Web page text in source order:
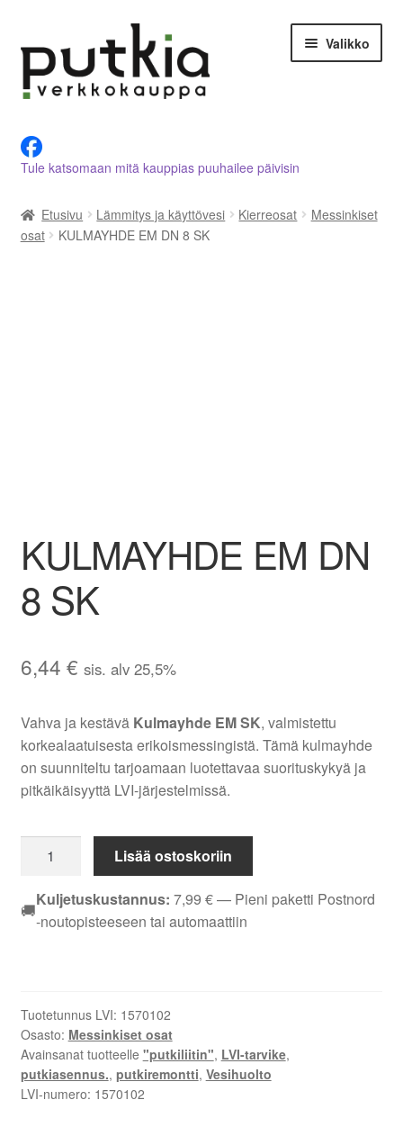
navigointiin
sisältöön
Valikko
Tietoja meistä
Asiakastilini
Tule katsomaan mitä kauppias puuhailee päivisin
Etusivu Lämmitys ja käyttövesi Kierreosat
Messinkiset
osat
KULMAYHDE EM DN 8 SK
KULMAYHDE EM DN
8 SK
6,44 € sis. alv 25,5%
Vahva ja kestävä Kulmayhde EM SK, valmistettu
korkealaatuisesta erikoismessingistä. Tämä kulmayhde
on suunniteltu tarjoamaan luotettavaa suorituskykyä ja
pitkäikäisyyttä LVI-järjestelmissä.
DN
8
Lisää ostoskoriin
🚚Kuljetuskustannus: 7,99 €— Pieni paketti Postnord
-noutopisteeseen tai automaattiin
Tuotetunnus LVI: 1570102
Osasto: Messinkiset osat
Avainsanat tuotteelle "putkiliitin", LVI-tarvike,
putkiasennus., putkiremontti, Vesihuolto
LVI-numero: 1570102